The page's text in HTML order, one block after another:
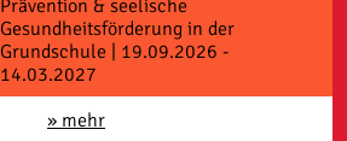
Prävention & seelische
Gesundheitsförderung in der
Grundschule | 19.09.2026 -
14.03.2027
» mehr